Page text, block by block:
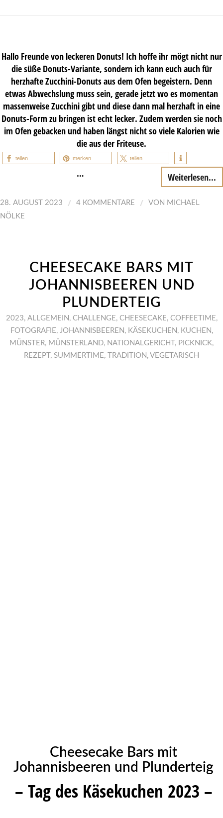
Hallo Freunde von leckeren Donuts! Ich hoffe ihr mögt nicht nur
die süße Donuts-Variante, sondern ich kann euch auch für
herzhafte Zucchini-Donuts aus dem Ofen begeistern. Denn
etwas Abwechslung muss sein, gerade jetzt wo es momentan
massenweise Zucchini gibt und diese dann mal herzhaft in eine
Donuts-Form zu bringen ist echt lecker. Zudem werden sie noch
im Ofen gebacken und haben längst nicht so viele Kalorien wie
die aus der Friteuse.
teilen merken teilen
… Weiterlesen...
28. AUGUST 2023 / 4 KOMMENTARE / VON MICHAEL
NÖLKE
CHEESECAKE BARS MIT
JOHANNISBEEREN UND
PLUNDERTEIG
2023, ALLGEMEIN , CHALLENGE, CHEESECAKE, COFFEETIME,
FOTOGRAFIE, JOHANNISBEEREN , KÄSEKUCHEN , KUCHEN ,
MÜNSTER, MÜNSTERLAND, NATIONALGERICHT , PICKNICK,
REZEPT , SUMMERTIME, TRADITION , VEGETARISCH
Cheesecake Bars mit
Johannisbeeren und Plunderteig
– Tag des Käsekuchen 2023 –